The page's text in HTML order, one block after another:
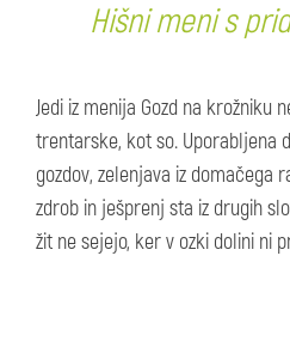
Hišni meni s
Jedi iz menija Gozd na krožniku
trentarske, kot so. Uporabljena
gozdov, zelenjava iz domačega
zdrob in ješprenj sta iz drugih
žit ne sejejo, ker v ozki dolini ni